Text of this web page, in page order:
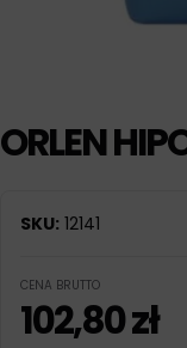
ORLEN
SKU: 12141
CENA BRUTTO
102,80zł